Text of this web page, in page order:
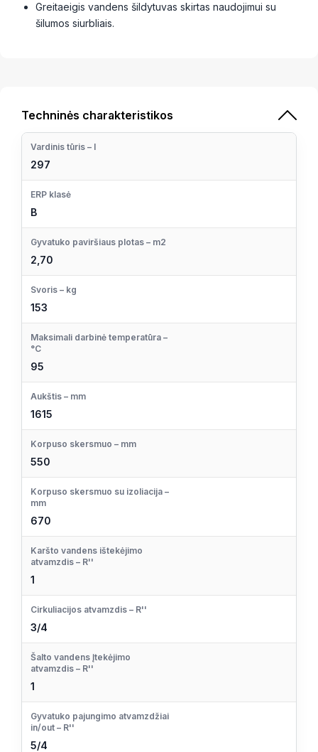
Greitaeigis vandens šildytuvas skirtas naudojimui su
šilumos siurbliais.
Techninės charakteristikos
Vardinis tūris – l
297
ERP klasė
B
Gyvatuko paviršiaus plotas – m2
2,70
Svoris – kg
153
Maksimali darbinė temperatūra –
°C
95
Aukštis – mm
1615
Korpuso skersmuo – mm
550
Korpuso skersmuo su izoliacija –
mm
670
Karšto vandens ištekėjimo
atvamzdis – R''
1
Cirkuliacijos atvamzdis – R''
3/4
Šalto vandens Įtekėjimo
atvamzdis – R''
1
Gyvatuko pajungimo atvamzdžiai
in/out – R''
5/4